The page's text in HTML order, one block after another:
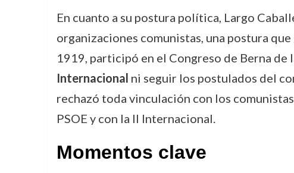
En cuanto a su postura política, Largo
organizaciones comunistas, una postura
1919, participó en el Congreso de Berna
Internacional ni seguir los postulados del
rechazó toda vinculación con los
PSOE y con la II Internacional.
Momentos clave